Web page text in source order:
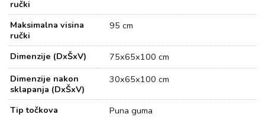
ručki
Maksimalna visina
ručki
95 cm
Dimenzije (DxŠxV)
75x65x100 cm
Dimenzije nakon
sklapanja (DxŠxV)
30x65x100 cm
Tip točkova
Puna guma